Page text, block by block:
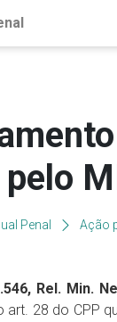
Penal Ação
Rel. Min.
art. 28 do CPP